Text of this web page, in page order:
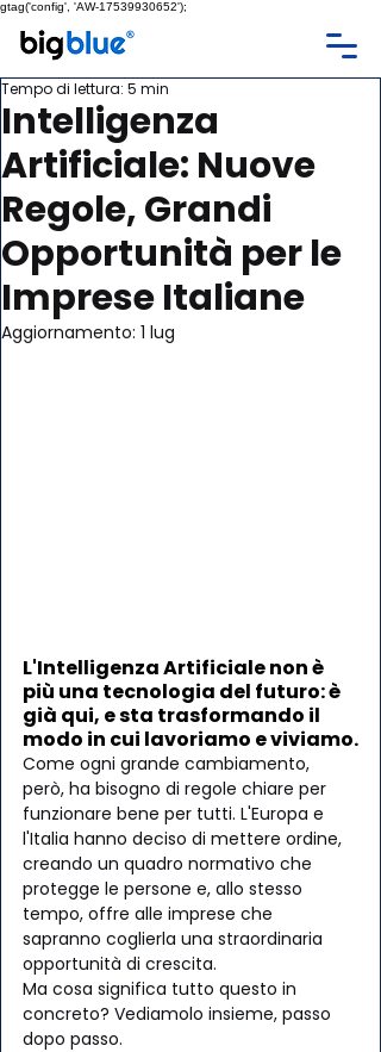
gtag('config', 'AW-17539930652');
Intelligenza
Artificiale: Nuove
Regole, Grandi
Opportunità per le
Imprese Italiane
Tempo di lettura: 5 min
Aggiornamento: 1 lug
L'Intelligenza Artificiale non è
più una tecnologia del futuro: è
già qui, e sta trasformando il
modo in cui lavoriamo e viviamo.
Come ogni grande cambiamento,
però, ha bisogno di regole chiare per
funzionare bene per tutti. L'Europa e
l'Italia hanno deciso di mettere ordine,
creando un quadro normativo che
protegge le persone e, allo stesso
tempo, offre alle imprese che
sapranno coglierla una straordinaria
opportunità di crescita.
Ma cosa significa tutto questo in
concreto? Vediamolo insieme, passo
dopo passo.